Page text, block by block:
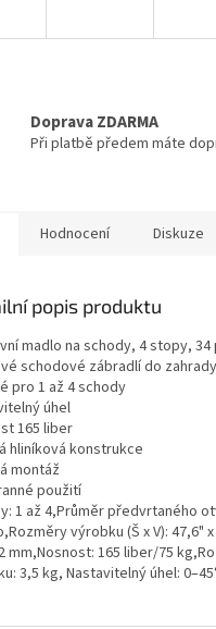
Doprava ZDARMA
Při platbě předem máte
Hodnocení Diskuze
popis produktu
madlo na schody, 4 stopy,
schodové zábradlí do zahrady
pro 1 až 4 schody
úhel
165 liber
hliníková konstrukce
montáž
použití
1 až 4,Průměr předvrtaného
výrobku (Š x V):
mm,Nosnost: 165 liber/75
3,5 kg, Nastavitelný úhel: